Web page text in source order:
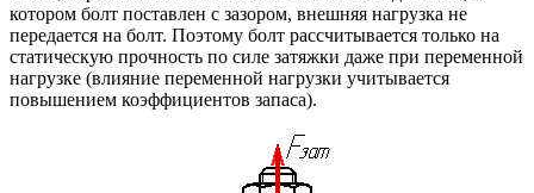
котором болт поставлен с зазором, внешняя нагрузка не
передается на болт. Поэтому болт рассчитывается только на
статическую прочность по силе затяжки даже при переменной
нагрузке (влияние переменной нагрузки учитывается
повышением коэффициентов запаса).